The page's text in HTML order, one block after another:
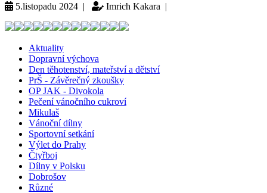
5.listopadu 2024 | Imrich Kakara |
Aktuality
Dopravní výchova
Den těhotenství, mateřství a dětství
PrŠ - Závěrečný zkoušky
OP JAK - Divokola
Pečení vánočního cukroví
Mikulaš
Vánoční dílny
Sportovní setkání
Výlet do Prahy
Čtyřboj
Dílny v Polsku
Dobrošov
Různé